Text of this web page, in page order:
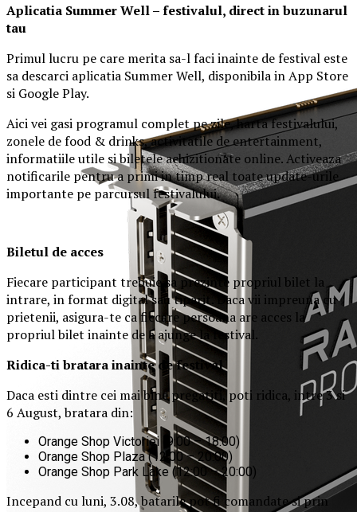
Aplicatia Summer Well– festivalul, direct in buzunarul
tau
Primul lucru pe care merita sa-l faci inainte de festival este
sa descarci aplicatia Summer Well, disponibila in App Store
si Google Play.
Aici vei gasi programul complet pe zile, harta festivalului,
zonele de food & drinks, activitatile de entertainment,
informatiile utile si biletele achizitionate online. Activeaza
notificarile pentru a primi in timp real toate update-urile
importante pe parcursul festivalului.
Biletul de acces
Fiecare participant trebuie sa prezinte propriul bilet la
intrare, in format digital sau tiparit. Daca vii impreuna cu
prietenii, asigura-te ca fiecare persoana are acces la
propriul bilet inainte de a ajunge la festival.
Ridica-ti bratarainainte de festival
Daca esti dintre cei mai bine pregatiti, poti ridica, intre 3 si
6 August, bratara din:
Orange Shop Victoriei (9:00 – 18:00)
Orange Shop Plaza (12:00 – 20:00)
Orange Shop Park Lake (12:00 – 20:00)
Incepand cu luni, 3.08, batarile pot fi comandate si prin